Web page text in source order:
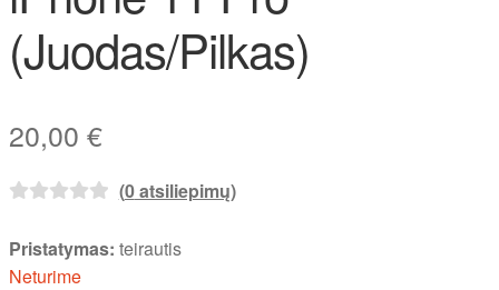
(Juodas/Pilkas)
20,00 €
(0atsiliepimų)
Pristatymas: teirautis
Neturime